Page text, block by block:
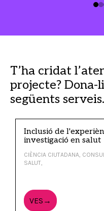
T’ha cridat
projecte? Dona-
següents serveis.
Inclusió de
investigació en salut
CIÈNCIA CIUTADANA,
SALUT,
VES→